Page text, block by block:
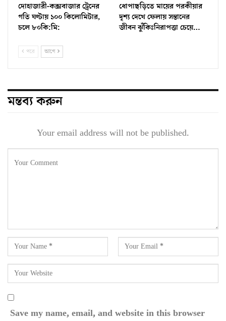
দোহাজারী-কক্সবাজার ট্রেনের
গতি ঘণ্টায় ১০০ কিলোমিটার,
চলে ৮০কি:মি:
ধোপাছড়িতে মায়ের পরকীয়ার
দৃশ্য দেখে ফেলায় সন্তানের
জীবন ঝুঁকিঃনিরাপত্তা চেয়ে…
পরে আগে
মন্তব্য করুন
Your email address will not be published.
Save my name, email, and website in this browser